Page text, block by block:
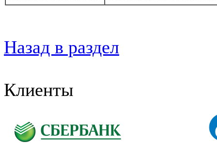
Назад в раздел
Клиенты